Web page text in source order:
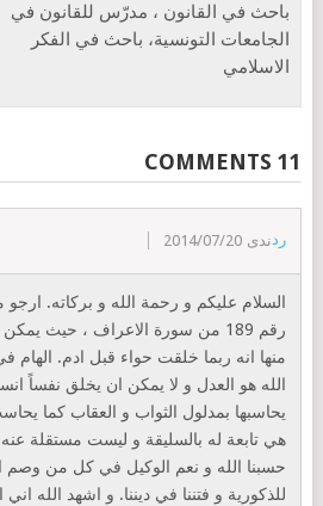
باحث في القانون ، مدرّس للقانون في
الجامعات التونسية، باحث في الفكر
الاسلامي
11 COMMENTS
ندى 2014/07/20 رد
السلام عليكم و رحمة الله و بركاته. ارجو
رقم 189 من سورة الاعراف ، حيث
منها انه ربما خلقت حواء قبل ادم. الهام
الله هو العدل و لا يمكن ان يخلق نفساً
يحاسبها بمدلول الثواب و العقاب كما
هي تابعة له بالسليقة و ليست مستقلة
حسبنا الله و نعم الوكيل في كل من وصم
للذكورية و فتننا في ديننا. و اشهد الله